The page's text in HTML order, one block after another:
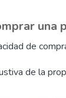
una
de
de la